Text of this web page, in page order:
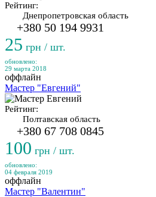
Рейтинг:
Днепропетровская область
+380 50 194 9931
25 грн / шт.
обновлено:
29 марта 2018
оффлайн
Мастер "Евгений"
Рейтинг:
Полтавская область
+380 67 708 0845
100 грн / шт.
обновлено:
04 февраля 2019
оффлайн
Мастер "Валентин"